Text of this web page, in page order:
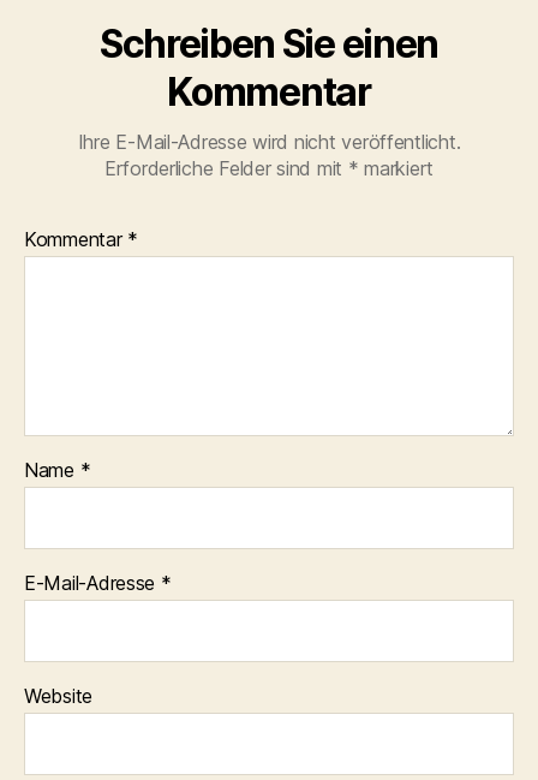
Schreiben Sie einen
Kommentar
Ihre E-Mail-Adresse wird nicht veröffentlicht.
Erforderliche Felder sind mit * markiert
Kommentar *
Name *
E-Mail-Adresse *
Website